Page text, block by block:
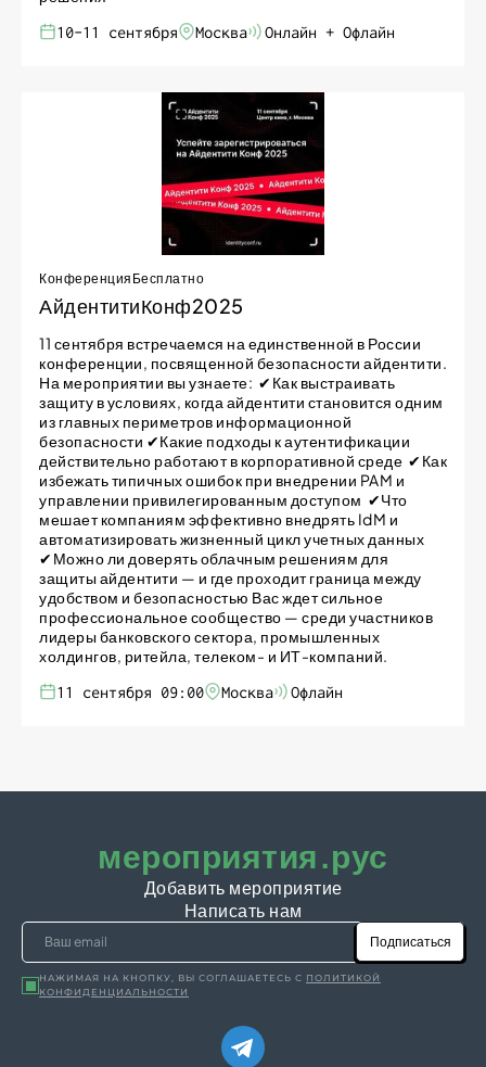
10-11 сентября
Москва Онлайн + Офлайн
Конференция Бесплатно
АйдентитиКонф2025
11 сентября встречаемся на единственной в России
конференции, посвященной безопасности айдентити.
На мероприятии вы узнаете: ✔Как выстраивать
защиту в условиях, когда айдентити становится одним
из главных периметров информационной
безопасности ✔Какие подходы к аутентификации
действительно работают в корпоративной среде ✔Как
избежать типичных ошибок при внедрении PAM и
управлении привилегированным доступом ✔Что
мешает компаниям эффективно внедрять IdM и
автоматизировать жизненный цикл учетных данных
✔Можно ли доверять облачным решениям для
защиты айдентити — и где проходит граница между
удобством и безопасностью Вас ждет сильное
профессиональное сообщество — среди участников
лидеры банковского сектора, промышленных
холдингов, ритейла, телеком- и ИТ-компаний.
11 сентября 09:00
Москва Офлайн
мероприятия.рус
Добавить мероприятие
Написать нам
Подписаться
НАЖИМАЯ НА КНОПКУ, ВЫ СОГЛАШАЕТЕСЬ С ПОЛИТИКОЙ
КОНФИДЕНЦИАЛЬНОСТИ